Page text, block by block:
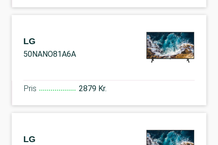
LG
50NANO81A6A
Pris 2879 Kr.
LG